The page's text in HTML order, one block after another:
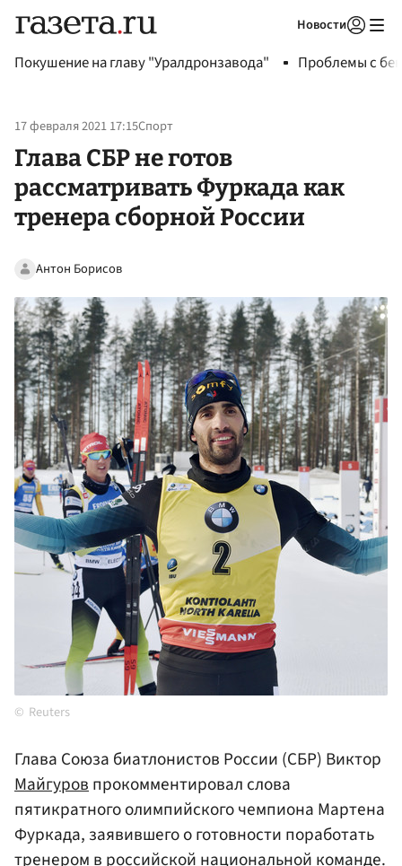
Новости
Покушение на главу "Уралдронзавода" Проблемы с
17 февраля 2021 17:15Спорт
Глава СБР не готов
рассматривать Фуркада как
тренера сборной России
Антон Борисов
Reuters
Глава Союза биатлонистов России (СБР) Виктор
Майгуровпрокомментировал слова
пятикратного олимпийского чемпиона Мартена
Фуркада, заявившего о готовности поработать
тренером в российской национальной команде.